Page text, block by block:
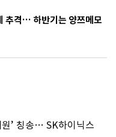
’ 공포
추격… 하반기는 양쯔메모
’ 칭송… SK하이닉스